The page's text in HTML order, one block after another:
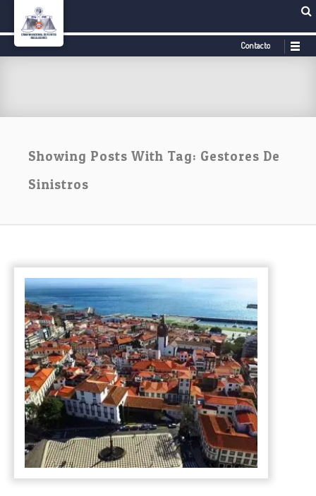
Contacto
Showing Posts With Tag: Gestores De
Sinistros